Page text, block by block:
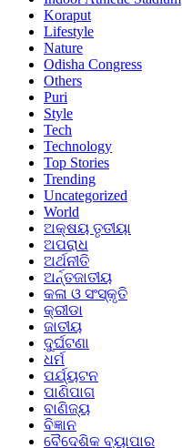
Koraput
Lifestyle
Nature
Odisha Congress
Others
Puri
Style
Tech
Technology
Top Stories
Trending
Uncategorized
World
ଅକ୍ଷୟ ତୃତୀୟା
ଅପରାଧ
ଅର୍ଥନୀତି
ଅର୍ନ୍ତଜାତୀୟ
କଳା ଓ ସଂସ୍କୃତି
କ୍ରୀଡା
ଜାତୀୟ
ଦୁର୍ଘଟଣା
ଧର୍ମ
ପର୍ଯ୍ୟଟନ
ପାଣିପାଗ
ବାଣିଜ୍ୟ
ବିଜ୍ଞାନ
ବୈଦେଶିକ ବ୍ୟାପାର